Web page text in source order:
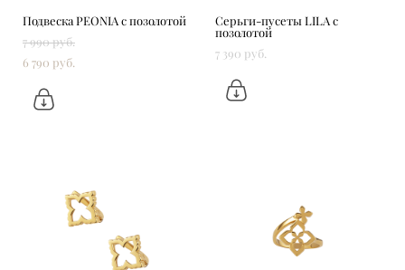
Подвеска PEONIA с позолотой
7 990 pуб.
6 790 pуб.
Серьги-пусеты LILA с
позолотой
7 390 pуб.